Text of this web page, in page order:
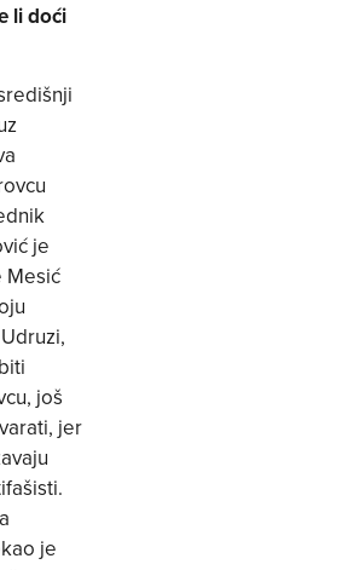
li doći
je
Mesić
još
jer
je